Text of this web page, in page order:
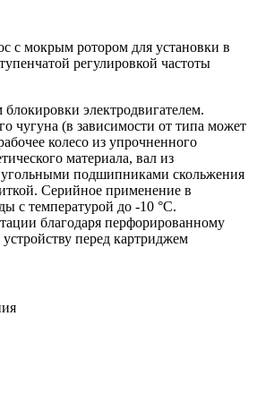
с мокрым ротором для установки в
регулировкой частоты
электродвигателем.
чугуна (в зависимости от типа может
колесо из упрочненного
материала, вал из
подшипниками скольжения
Серийное применение в
с температурой до -10 °C.
благодаря перфорированному
перед картриджем